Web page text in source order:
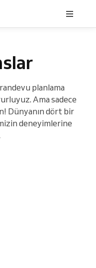
planlama
Ama sadece
Dünyanın dört bir
deneyimlerine